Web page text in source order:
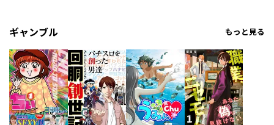
ギャンブル もっと見る